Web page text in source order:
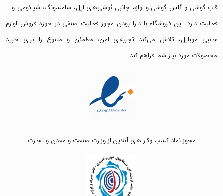
قاب گوشی وگلس گوشی و لوازم جانبی گوشی‌های اپل، سامسونگ، شیائومی و …
فعالیت دارد. این فروشگاه با دارا بودن مجوز فعالیت صنفی در حوزه فروش لوازم
جانبی موبایل، تلاش می‌کند تجربه‌ای امن، مطمئن و متنوع را برای خرید
محصولات مورد نیاز شما فراهم کند.
مجوز نماد کسب وکار های آنلاین از وزارت صنعت و معدن و تجارت